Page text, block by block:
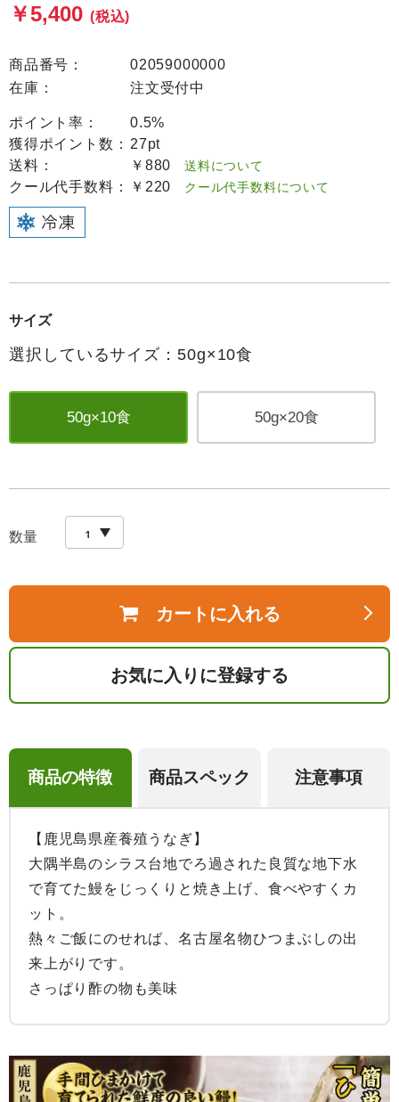
￥5,400 (税込)
商品番号：
02059000000
在庫：
注文受付中
ポイント率：
0.5%
獲得ポイント数： 27pt
送料：
￥880 送料について
クール代手数料： ￥220 クール代手数料について
サイズ
選択しているサイズ：50g×10食
50g×10食 50g×20食
数量
カートに入れる
お気に入りに登録する
商品の特徴 商品スペック 注意事項
【鹿児島県産養殖うなぎ】
大隅半島のシラス台地でろ過された良質な地下水
で育てた鰻をじっくりと焼き上げ、食べやすくカ
ット。
熱々ご飯にのせれば、名古屋名物ひつまぶしの出
来上がりです。
さっぱり酢の物も美味